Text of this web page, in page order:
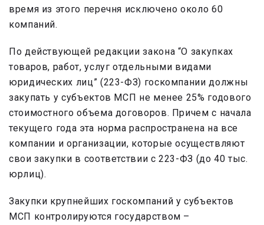
время из этого перечня исключено около 60
компаний.
По действующей редакции закона “О закупках
товаров, работ, услуг отдельными видами
юридических лиц” (223-ФЗ) госкомпании должны
закупать у субъектов МСП не менее 25% годового
стоимостного объема договоров. Причем с начала
текущего года эта норма распространена на все
компании и организации, которые осуществляют
свои закупки в соответствии с 223-ФЗ (до 40 тыс.
юрлиц).
Закупки крупнейших госкомпаний у субъектов
МСП контролируются государством –